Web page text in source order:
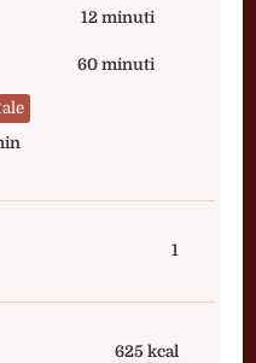
12 minuti
60 minuti
1
625 kcal